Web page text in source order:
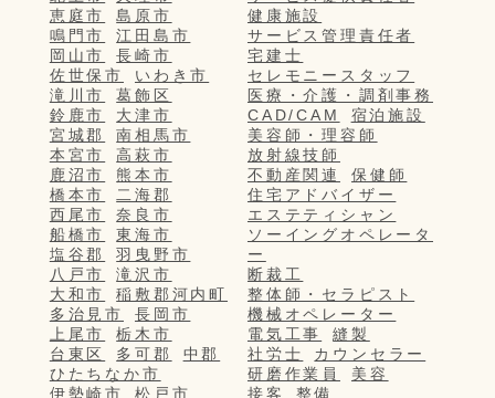
恵庭市
島原市
鳴門市
江田島市
岡山市
長崎市
佐世保市
いわき市
滝川市
葛飾区
鈴鹿市
大津市
宮城郡
南相馬市
本宮市
高萩市
鹿沼市
熊本市
橋本市
二海郡
西尾市
奈良市
船橋市
東海市
塩谷郡
羽曳野市
八戸市
滝沢市
大和市
稲敷郡河内町
多治見市
長岡市
上尾市
栃木市
台東区
多可郡
中郡
ひたちなか市
伊勢崎市
松戸市
健康施設
サービス管理責任者
宅建士
セレモニースタッフ
医療・介護・調剤事務
CAD/CAM
宿泊施設
美容師・理容師
放射線技師
不動産関連
保健師
住宅アドバイザー
エステティシャン
ソーイングオペレータ
ー
断裁工
整体師・セラピスト
機械オペレーター
電気工事
縫製
社労士
カウンセラー
研磨作業員
美容
接客
整備